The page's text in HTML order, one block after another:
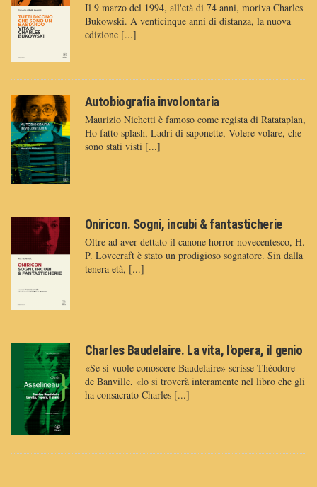
Il 9 marzo del 1994, all'età di 74 anni, moriva Charles
Bukowski. A venticinque anni di distanza, la nuova
edizione [...]
Autobiografia involontaria
Maurizio Nichetti è famoso come regista di Ratataplan,
Ho fatto splash, Ladri di saponette, Volere volare, che
sono stati visti [...]
Oniricon. Sogni, incubi & fantasticherie
Oltre ad aver dettato il canone horror novecentesco, H.
P. Lovecraft è stato un prodigioso sognatore. Sin dalla
tenera età, [...]
Charles Baudelaire. La vita, l'opera, il genio
«Se si vuole conoscere Baudelaire» scrisse Théodore
de Banville, «lo si troverà interamente nel libro che gli
ha consacrato Charles [...]